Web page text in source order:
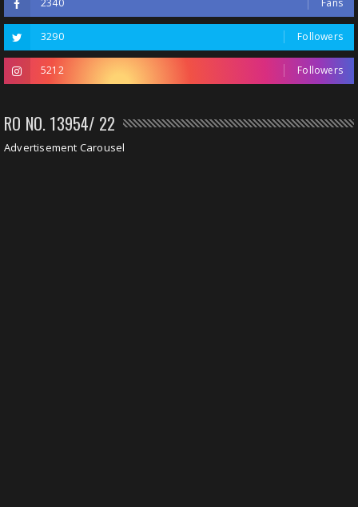
3290 Followers
5212 Followers
RO NO. 13954/ 22
Advertisement Carousel